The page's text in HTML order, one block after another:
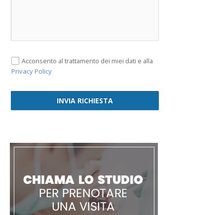
Acconsento al trattamento dei miei dati e alla
Privacy Policy
INVIA RICHIESTA